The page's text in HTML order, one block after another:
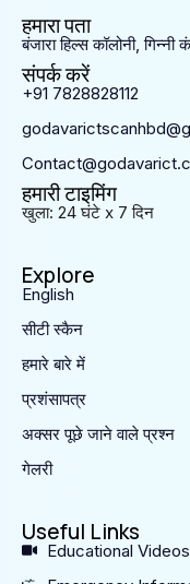
हमारा पता
बंजारा हिल्स कॉलोनी,
संपर्क करें
+91 7828828112
हमारी टाइमिंग
खुला: 24 घंटे x 7 दिन
Explore
English
सीटी स्कैन
हमारे बारे में
प्रशंसापत्र
अक्सर पूछे जाने वाले प्रश्न
गेलरी
Useful Links
Educational Videos